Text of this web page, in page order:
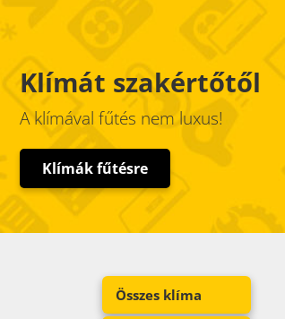
Klímát szakértőtől
A klímával fűtés nem luxus!
Klímák fűtésre
Összes klíma